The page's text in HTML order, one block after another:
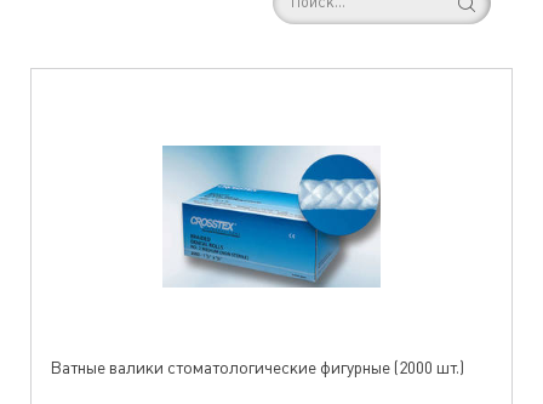
Ватные валики стоматологические фигурные (2000 шт.)